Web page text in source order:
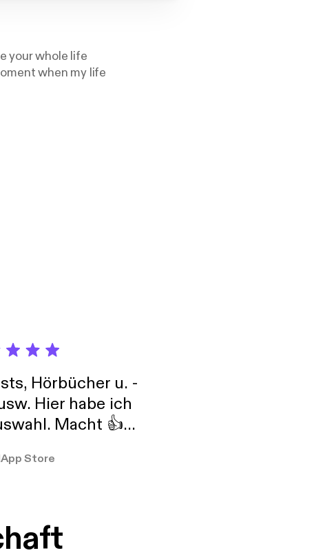
your whole life
when my life
Hörbücher u. -
Hier habe ich
Macht 👍
App Store